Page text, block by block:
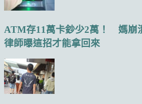
ATM存11萬卡鈔少2萬！ 媽崩
律師曝這招才能拿回來